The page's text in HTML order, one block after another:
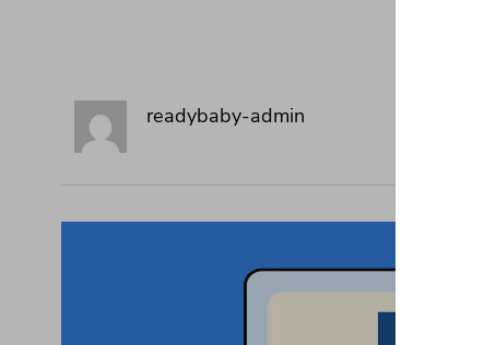
readybaby-admin